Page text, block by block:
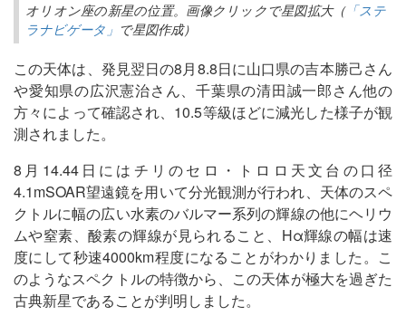
オリオン座の新星の位置。画像クリックで星図拡大（「ステ
ラナビゲータ」 で星図作成）
この天体は、発見翌日の8月8.8日に山口県の吉本勝己さん
や愛知県の広沢憲治さん、千葉県の清田誠一郎さん他の
方々によって確認され、10.5等級ほどに減光した様子が観
測されました。
8月14.44日にはチリのセロ・トロロ天文台の口径
4.1mSOAR望遠鏡を用いて分光観測が行われ、天体のスペ
クトルに幅の広い水素のバルマー系列の輝線の他にヘリウ
ムや窒素、酸素の輝線が見られること、Hα輝線の幅は速
度にして秒速4000km程度になることがわかりました。こ
のようなスペクトルの特徴から、この天体が極大を過ぎた
古典新星であることが判明しました。